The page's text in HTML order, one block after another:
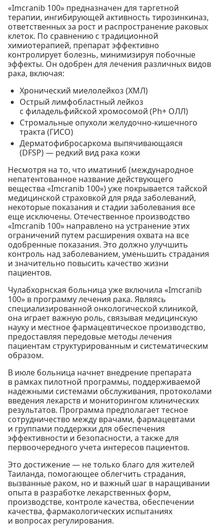
«Imcranib 100» предназначен для таргетной
терапии, ингибирующей активность тирозинкиназ,
ответственных за рост и распространение раковых
клеток. По сравнению с традиционной
химиотерапией, препарат эффективно
контролирует болезнь, минимизируя побочные
эффекты. Он одобрен для лечения различных видов
рака, включая:
Хронический миелолейкоз (ХМЛ)
Острый лимфобластный лейкоз
с филадельфийской хромосомой (Ph+ ОЛЛ)
Стромальные опухоли желудочно-кишечного
тракта (ГИСО)
Дерматофибросаркома выпячивающаяся
(DFSP) — редкий вид рака кожи
Несмотря на то, что иматиниб (международное
непатентованное название действующего
вещества «Imcranib 100») уже покрывается тайской
медицинской страховкой для ряда заболеваний,
некоторые показания и стадии заболевания все
еще исключены. Отечественное производство
«Imcranib 100» направлено на устранение этих
ограничений путем расширения охвата на все
одобренные показания. Это должно улучшить
контроль над заболеванием, уменьшить страдания
и значительно повысить качество жизни
пациентов.
Чулабхорнская больница уже включила «Imcranib
100» в программу лечения рака. Являясь
специализированной онкологической клиникой,
она играет важную роль, связывая медицинскую
науку и местное фармацевтическое производство,
предоставляя передовые методы лечения
пациентам структурированным и систематическим
образом.
В июле больница начнет внедрение препарата
в рамках пилотной программы, поддерживаемой
надежными системами обслуживания, протоколами
введения лекарств и мониторингом клинических
результатов. Программа предполагает тесное
сотрудничество между врачами, фармацевтами
и группами поддержки для обеспечения
эффективности и безопасности, а также для
первоочередного учета интересов пациентов.
Это достижение — не только благо для жителей
Таиланда, помогающее облегчить страдания,
вызванные раком, но и важный шаг в наращивании
опыта в разработке лекарственных форм,
производстве, контроле качества, обеспечении
качества, фармакологических испытаниях
и вопросах регулирования.